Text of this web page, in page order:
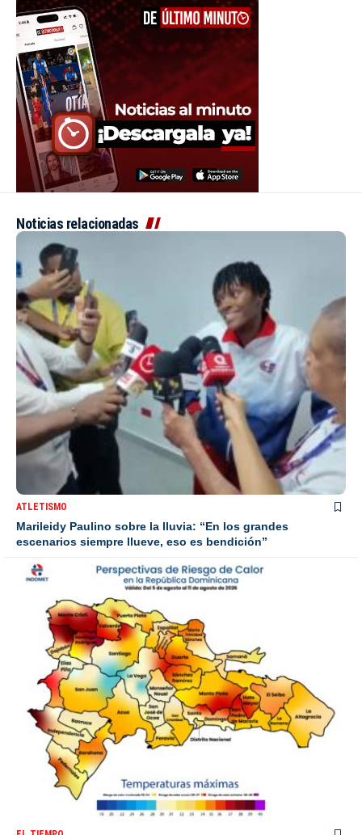
Noticias relacionadas
ATLETISMO
Marileidy Paulino sobre la lluvia: “En los grandes
escenarios siempre llueve, eso es bendición”